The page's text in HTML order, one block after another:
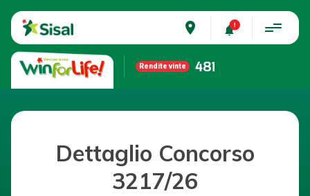
place
Rendite vinte 481
Dettaglio Concorso
3217/26